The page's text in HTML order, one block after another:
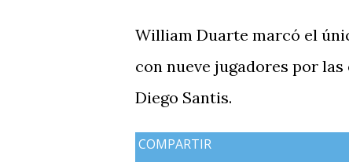
William Duarte marcó el
con nueve jugadores por
Diego Santis.
COMPARTIR